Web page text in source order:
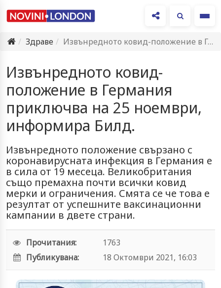
Здраве
Извънредното ковид-положение в Германия приключва на 25 ноември, информира Билд.
Извънредното ковид-
положение в Германия
приключва на 25 ноември,
информира Билд.
Извънредното положение свързано с
коронавирусната инфекция в Германия е
в сила от 19 месеца. Великобритания
също премахна почти всички ковид
мерки и ограничения. Смята се че това е
резултат от успешните ваксинационни
кампании в двете страни.
Прочитания:
1763
Публикувана:
18 Октомври 2021, 16:03